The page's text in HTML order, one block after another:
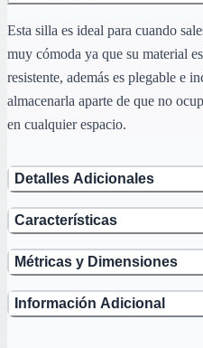
Esta silla es ideal para cuando
muy cómoda ya que su material
resistente, además es plegable e
almacenarla aparte de que no
en cualquier espacio.
Detalles Adicionales
Características
Métricas y Dimensiones
Información Adicional